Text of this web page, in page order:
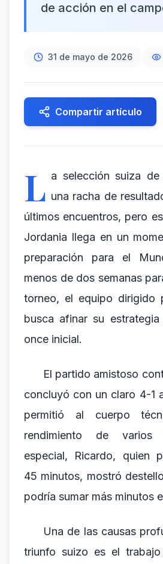
de acción en el
31 de mayo de 2026
Compartir artículo
L a selección suiza
una racha de
últimos encuentros, pero
Jordania llega en un
preparación para el
menos de dos semanas
torneo, el equipo dirigido
busca afinar su
once inicial.
El partido amistoso
concluyó con un claro 4-1
permitió al cuerpo
rendimiento de varios
especial, Ricardo, quien
45 minutos, mostró
podría sumar más minutos
Una de las causas
triunfo suizo es el